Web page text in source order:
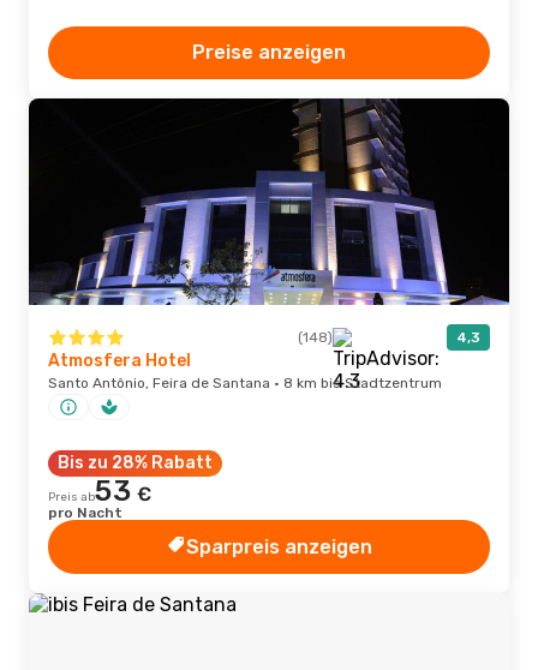
Preise anzeigen
(148) 4,3
Atmosfera Hotel
Santo Antônio, Feira de Santana · 8 km bis Stadtzentrum
Bis zu 28% Rabatt
Preis ab53 €
pro Nacht
Sparpreis anzeigen